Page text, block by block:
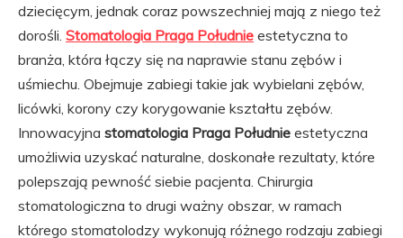
dziecięcym, jednak coraz powszechniej mają z niego też
dorośli. Stomatologia Praga Południe estetyczna to
branża, która łączy się na naprawie stanu zębów i
uśmiechu. Obejmuje zabiegi takie jak wybielani zębów,
licówki, korony czy korygowanie kształtu zębów.
Innowacyjna stomatologia Praga Południe estetyczna
umożliwia uzyskać naturalne, doskonałe rezultaty, które
polepszają pewność siebie pacjenta. Chirurgia
stomatologiczna to drugi ważny obszar, w ramach
którego stomatolodzy wykonują różnego rodzaju zabiegi